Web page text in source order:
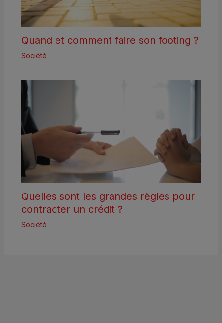
Quand et comment faire son footing ?
Société
Quelles sont les grandes règles pour
contracter un crédit ?
Société